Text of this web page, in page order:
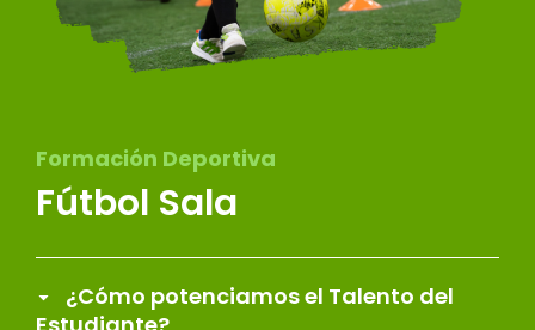
Formación Deportiva
Fútbol Sala
¿Cómo potenciamos el Talento del